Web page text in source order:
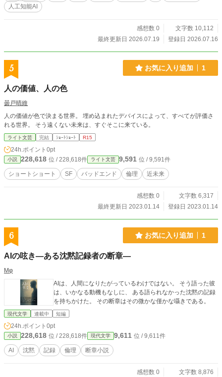
人工知能AI
感想数 0
文字数 10,112
最終更新日 2026.07.19
登録日 2026.07.16
5 お気に入り追加 1
人の価値、人の色
曇戸晴維
人の価値が色で決まる世界。 埋め込まれたデバイスによって、すべてが評価さ
れる世界。 そう遠くない未来は、すぐそこに来ている。
ライト文芸 完結 ｼｮｰﾄｼｮｰﾄ R15
24h.ポイント 0pt
小説 228,618 位 / 228,618件 ライト文芸 9,591 位 / 9,591件
ショートショート SF バッドエンド 倫理 近未来
感想数 0
文字数 6,317
最終更新日 2023.01.14
登録日 2023.01.14
6 お気に入り追加 1
AIの呟き―ある沈黙記録者の断章―
Mφ
AIは、人間になりたがっているわけではない。 そう語った彼
は、いかなる動機もなしに、 ある語られなかった沈黙の記録
を持ちかけた。 その断章はその微かな僅かな囁きである。
現代文学 連載中 短編
24h.ポイント 0pt
小説 228,618 位 / 228,618件 現代文学 9,611 位 / 9,611件
AI 沈黙 記録 倫理 断章小説
感想数 0 文字数 8,876